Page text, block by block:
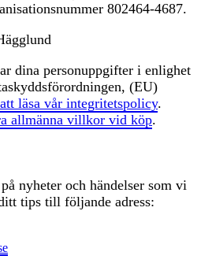
802464-4687.
dina personuppgifter i enlighet
(EU)
läsa vår integritetspolicy.
allmänna villkor vid köp.
nyheter och händelser som vi
tips till följande adress: